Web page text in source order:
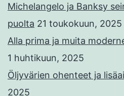
Michelangelo ja Banksy
puolta 21 toukokuun, 2025
Alla prima ja muita
1 huhtikuun, 2025
Öljyvärien ohenteet ja
2025